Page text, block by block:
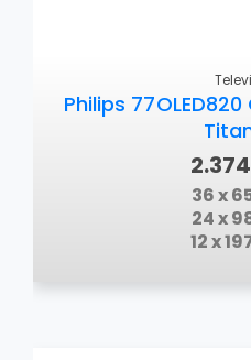
Philips 77OLED820 OLED 4K
36 x
24 x
12 x